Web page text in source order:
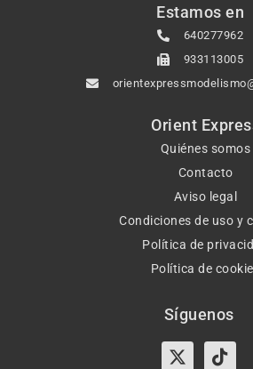
Estamos en
640277962
933113005
Orient
Quiénes somos
Contacto
Aviso legal
Condiciones de uso y
Política de
Política de
Síguenos
X-
Instagram